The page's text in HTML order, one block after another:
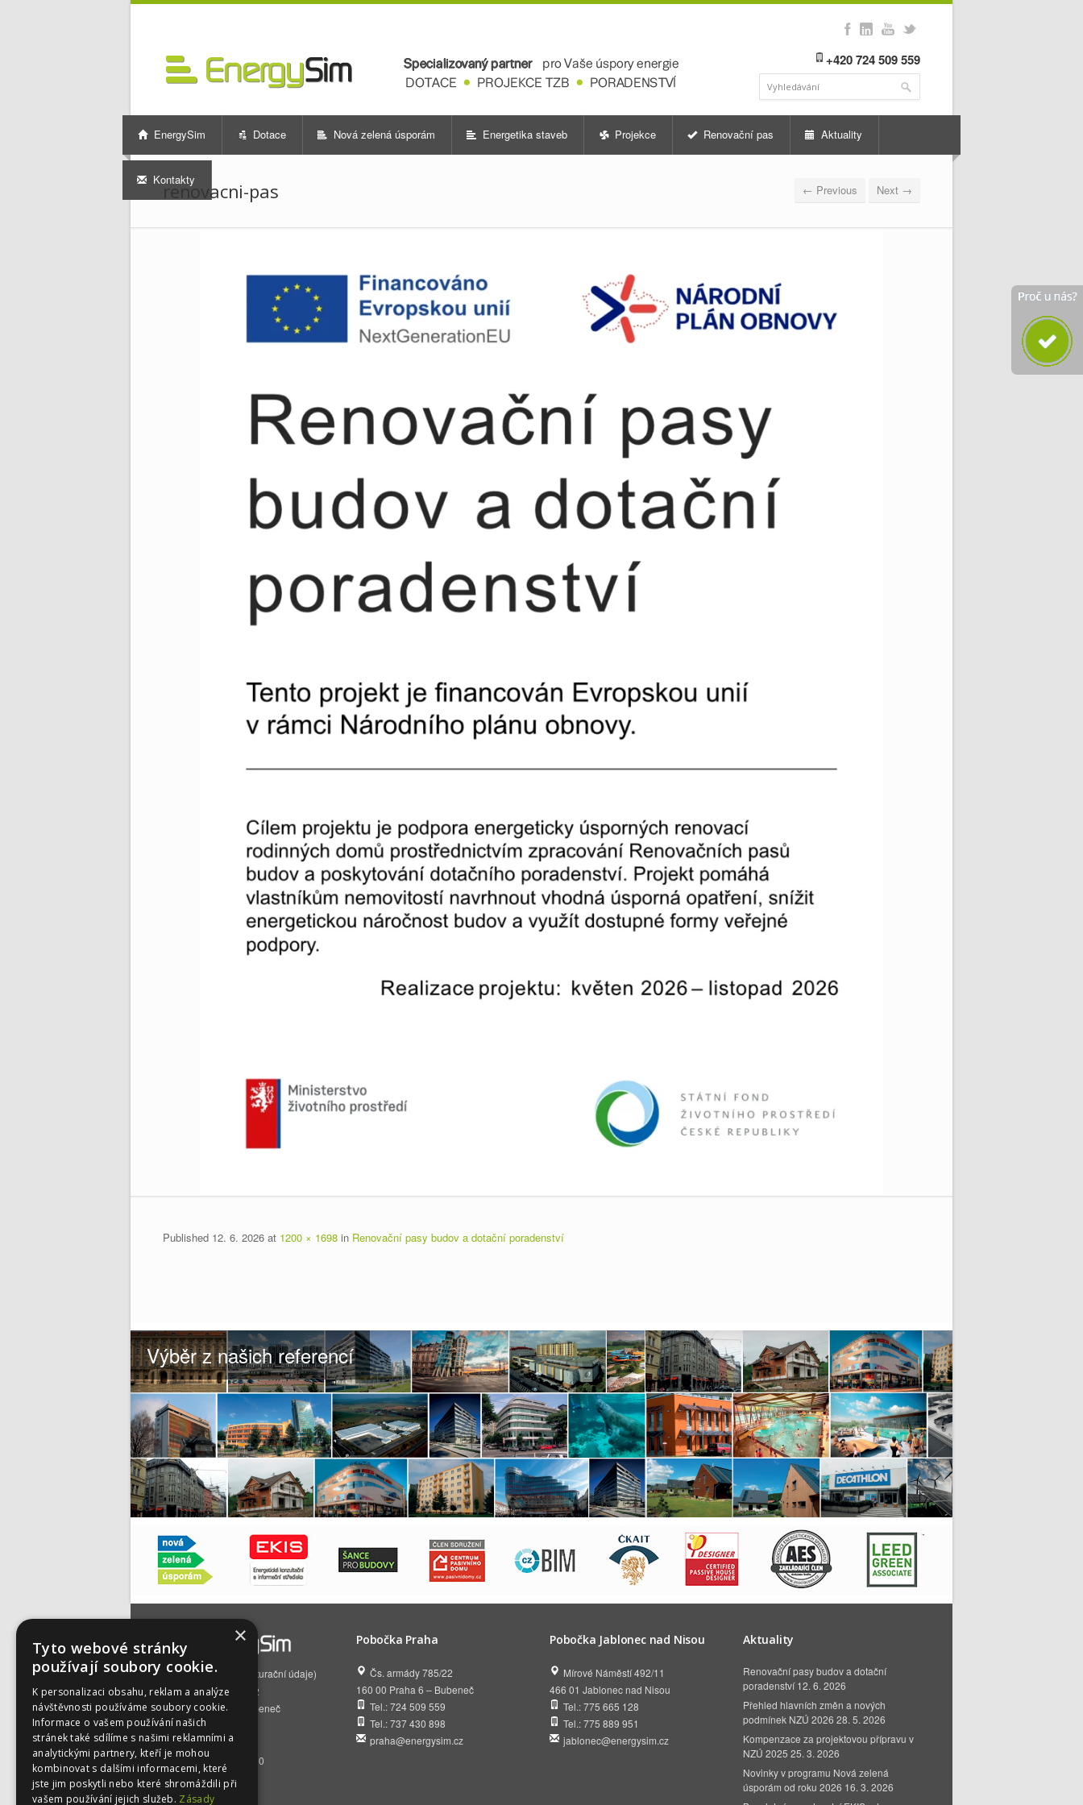
+420 724 509 559
EnergySim Dotace Nová zelená úsporám Energetika staveb Projekce Renovační pas Aktuality
Kontakty
renovacni-pas ← Previous Next →
Published 12. 6. 2026 at 1200 × 1698 in Renovační pasy budov a dotační poradenství
Výběr z našich referencí
EnergySim s.r.o.
(fakturační údaje)
Čs. armády 785/22
160 00 Praha 6 – Bubeneč
IČO:01512129
DIČ:CZ01512129
BÚ:2500392716/2010
Pobočka Praha
Čs. armády 785/22
160 00 Praha 6 – Bubeneč
Tel.: 724 509 559
Tel.: 737 430 898
praha@energysim.cz
Pobočka Jablonec nad Nisou
Mírové Náměstí 492/11
466 01 Jablonec nad Nisou
Tel.: 775 665 128
Tel.: 775 889 951
jablonec@energysim.cz
Aktuality
Renovační pasy budov a dotační
poradenství 12. 6. 2026
Přehled hlavních změn a nových
podmínek NZÚ 2026 28. 5. 2026
Kompenzace za projektovou přípravu v
NZÚ 2025 25. 3. 2026
Novinky v programu Nová zelená
úsporám od roku 2026 16. 3. 2026
×
Tyto webové stránky
používají soubory cookie.
K personalizaci obsahu, reklam a analýze
návštěvnosti používáme soubory cookie.
Informace o vašem používání našich
stránek také sdílíme s našimi reklamními a
analytickými partnery, kteří je mohou
kombinovat s dalšími informacemi, které
jste jim poskytli nebo které shromáždili při
vašem používání jejich služeb. Zásady